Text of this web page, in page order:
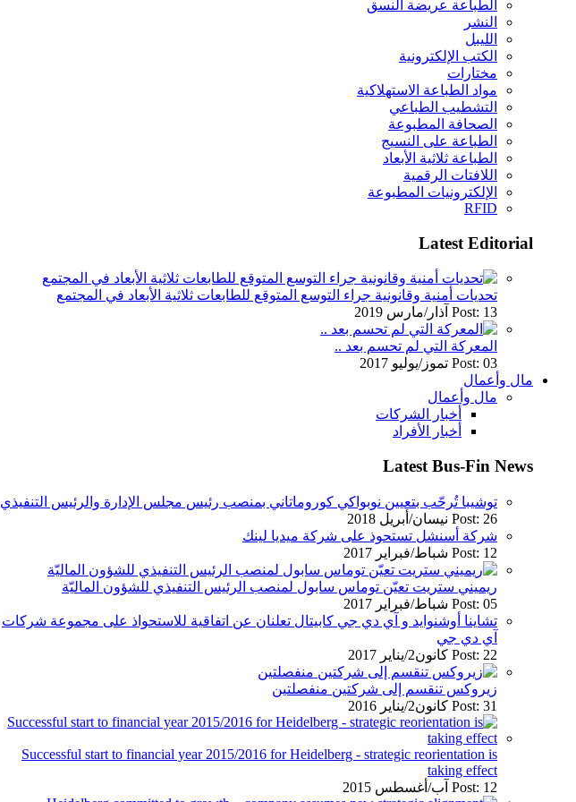
الطباعة عريضة النسق
النشر
الليبل
الكتب الإلكترونية
مختارات
مواد الطباعة الاستهلاكية
التشطيب الطباعي
الصحافة المطبوعة
الطباعة على النسيج
الطباعة ثلاثية الأبعاد
اللافتات الرقمية
الإلكترونيات المطبوعة
RFID
Latest Editorial
تحديات أمنية وقانونية جراء التوسع المتوقع للطابعات ثلاثية الأبعاد في المجتمع
Post: 13 آذار/مارس 2019
المعركة التي لم تحسم بعد ..
Post: 03 تموز/يوليو 2017
مال وأعمال
مال وأعمال
أخبار الشركات
أخبار الأفراد
Latest Bus-Fin News
توشيبا تُرحّب بتعيين نوبواكي كوروماتاني بمنصب رئيس مجلس الإدارة والرئيس التنفيذي
Post: 26 نيسان/أبريل 2018
شركة أسنشل تستحوذ على شركة ميديا لينك
Post: 12 شباط/فبراير 2017
ريميني ستريت تعيّن توماس سابول لمنصب الرئيس التنفيذي للشؤون الماليّة
Post: 05 شباط/فبراير 2017
تشاينا أوشنوايد و آي دي جي كابيتال تعلنان عن اتفاقية للاستحواذ على مجموعة شركات
آي دي جي
Post: 22 كانون2/يناير 2017
زيروكس تنقسم إلى شركتين منفصلتين
Post: 31 كانون2/يناير 2016
Successful start to financial year 2015/2016 for Heidelberg - strategic reorientation is
taking effect
Post: 12 آب/أغسطس 2015